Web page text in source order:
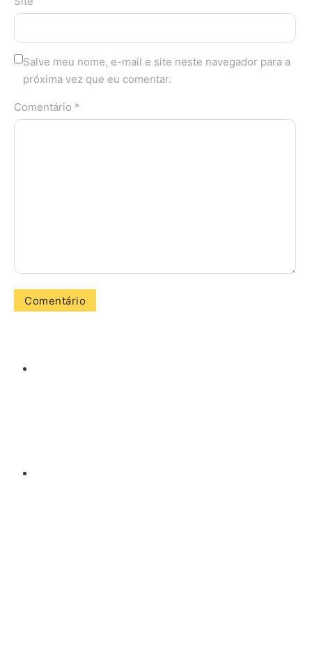
Salve meu nome, e-mail e site neste navegador para a
próxima vez que eu comentar.
Comentário *